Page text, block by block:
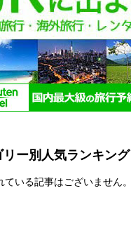
リー別人気ランキング
ている記事はございません。